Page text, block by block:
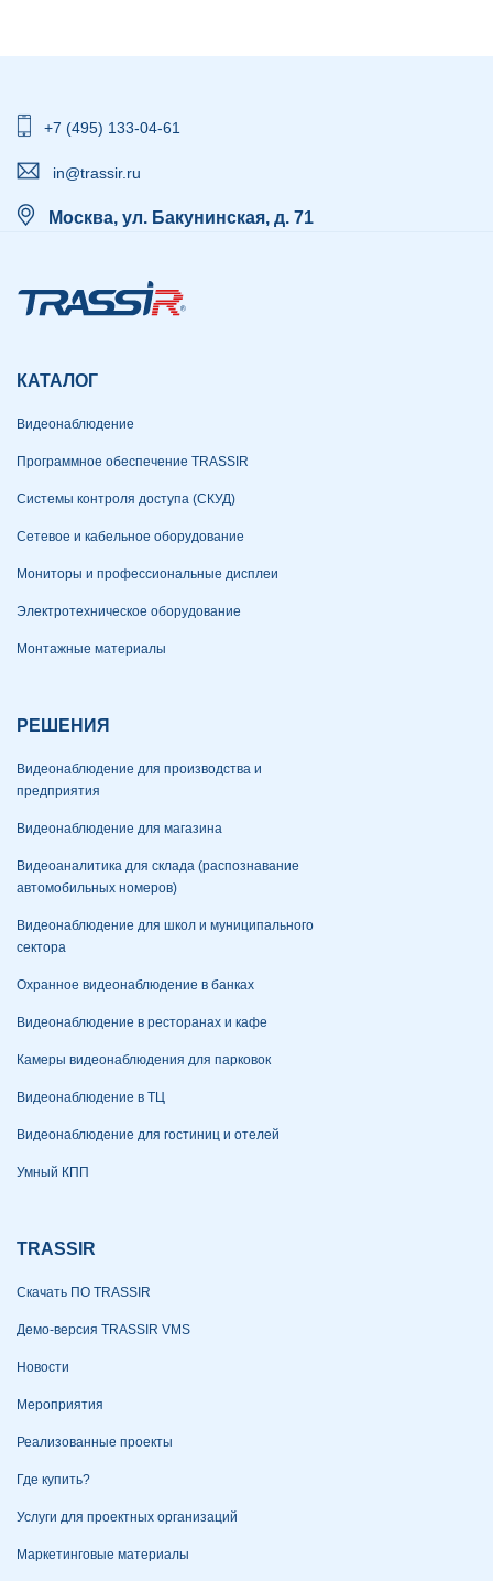
+7 (495) 133-04-61
in@trassir.ru
Москва, ул. Бакунинская, д. 71
КАТАЛОГ
Видеонаблюдение
Программное обеспечение TRASSIR
Системы контроля доступа (СКУД)
Сетевое и кабельное оборудование
Мониторы и профессиональные дисплеи
Электротехническое оборудование
Монтажные материалы
РЕШЕНИЯ
Видеонаблюдение для производства и
предприятия
Видеонаблюдение для магазина
Видеоаналитика для склада (распознавание
автомобильных номеров)
Видеонаблюдение для школ и муниципального
сектора
Охранное видеонаблюдение в банках
Видеонаблюдение в ресторанах и кафе
Камеры видеонаблюдения для парковок
Видеонаблюдение в ТЦ
Видеонаблюдение для гостиниц и отелей
Умный КПП
TRASSIR
Скачать ПО TRASSIR
Демо-версия TRASSIR VMS
Новости
Мероприятия
Реализованные проекты
Где купить?
Услуги для проектных организаций
Маркетинговые материалы